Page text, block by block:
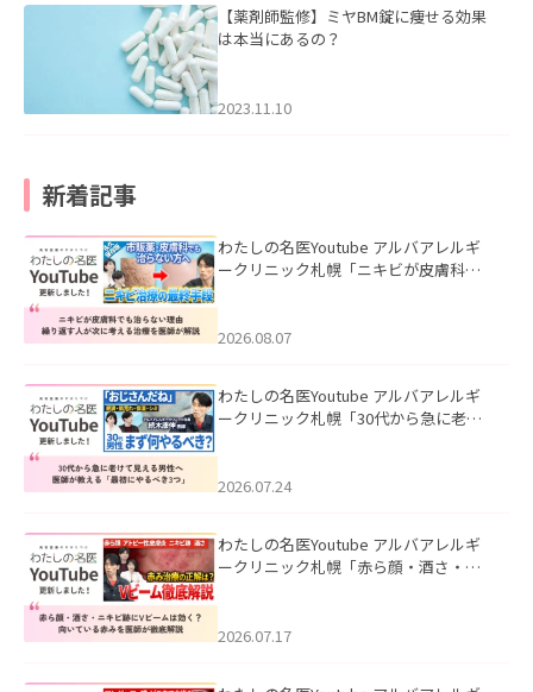
【薬剤師監修】ミヤBM錠に痩せる効果
は本当にあるの？
2023.11.10
新着記事
わたしの名医Youtube アルバアレルギ
ークリニック札幌「ニキビが皮膚科で
ました。
2026.08.07
わたしの名医Youtube アルバアレルギ
ークリニック札幌「30代から急に老け
た。
2026.07.24
わたしの名医Youtube アルバアレルギ
ークリニック札幌「赤ら顔・酒さ・ニ
した。
2026.07.17